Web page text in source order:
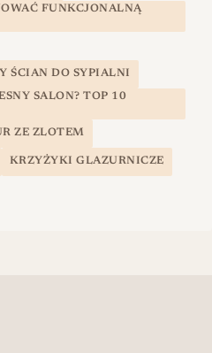
FUNKCJONALNĄ
ŚCIAN DO SYPIALNI
SALON? TOP 10
ZE ZLOTEM
KRZYŻYKI GLAZURNICZE